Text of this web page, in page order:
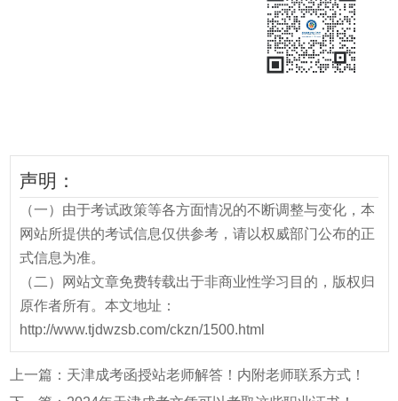
声明：
（一）由于考试政策等各方面情况的不断调整与变化，本
网站所提供的考试信息仅供参考，请以权威部门公布的正
式信息为准。
（二）网站文章免费转载出于非商业性学习目的，版权归
原作者所有。本文地址：
http://www.tjdwzsb.com/ckzn/1500.html
上一篇： 天津成考函授站老师解答！内附老师联系方式！